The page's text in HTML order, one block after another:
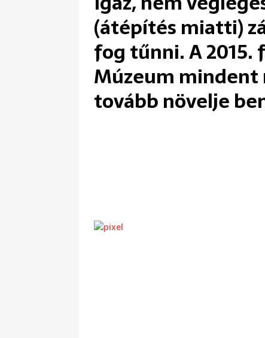
(átépítés miatti)
fog tűnni. A 2015.
Múzeum mindent
tovább növelje